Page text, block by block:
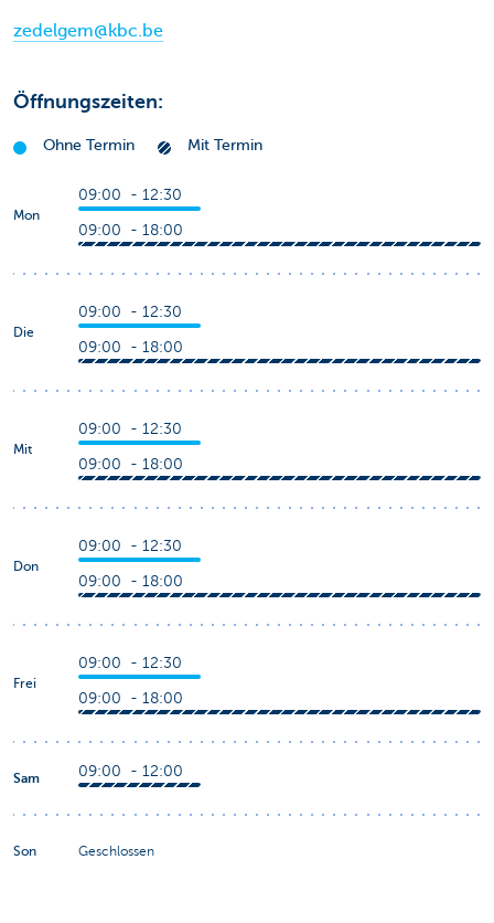
zedelgem@kbc.be
Öffnungszeiten:
Ohne Termin Mit Termin
Mon
09:00 - 12:30
09:00 - 18:00
Die
09:00 - 12:30
09:00 - 18:00
Mit
09:00 - 12:30
09:00 - 18:00
Don
09:00 - 12:30
09:00 - 18:00
Frei
09:00 - 12:30
09:00 - 18:00
Sam 09:00 - 12:00
Son Geschlossen